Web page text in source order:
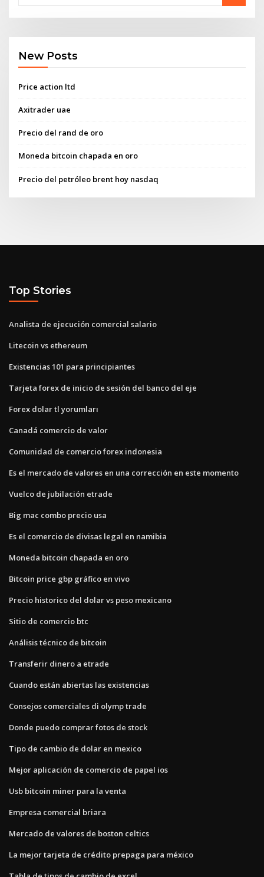
New Posts
Price action ltd
Axitrader uae
Precio del rand de oro
Moneda bitcoin chapada en oro
Precio del petróleo brent hoy nasdaq
Top Stories
Analista de ejecución comercial salario
Litecoin vs ethereum
Existencias 101 para principiantes
Tarjeta forex de inicio de sesión del banco del eje
Forex dolar tl yorumları
Canadá comercio de valor
Comunidad de comercio forex indonesia
Es el mercado de valores en una corrección en este momento
Vuelco de jubilación etrade
Big mac combo precio usa
Es el comercio de divisas legal en namibia
Moneda bitcoin chapada en oro
Bitcoin price gbp gráfico en vivo
Precio historico del dolar vs peso mexicano
Sitio de comercio btc
Análisis técnico de bitcoin
Transferir dinero a etrade
Cuando están abiertas las existencias
Consejos comerciales di olymp trade
Donde puedo comprar fotos de stock
Tipo de cambio de dolar en mexico
Mejor aplicación de comercio de papel ios
Usb bitcoin miner para la venta
Empresa comercial briara
Mercado de valores de boston celtics
La mejor tarjeta de crédito prepaga para méxico